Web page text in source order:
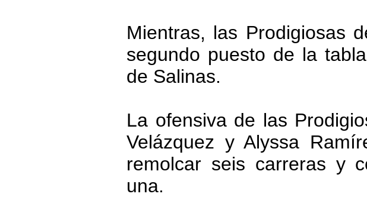
Mientras, las Prodigiosas
segundo puesto de la
de Salinas.
La ofensiva de las
Velázquez y Alyssa
remolcar seis carreras y
una.